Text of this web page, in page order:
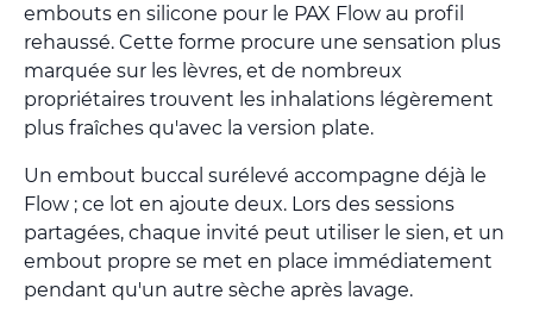
embouts en silicone pour le PAX Flow au profil
rehaussé. Cette forme procure une sensation plus
marquée sur les lèvres, et de nombreux
propriétaires trouvent les inhalations légèrement
plus fraîches qu'avec la version plate.
Un embout buccal surélevé accompagne déjà le
Flow ; ce lot en ajoute deux. Lors des sessions
partagées, chaque invité peut utiliser le sien, et un
embout propre se met en place immédiatement
pendant qu'un autre sèche après lavage.